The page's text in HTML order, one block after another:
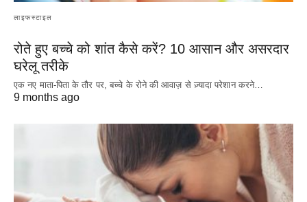
लाइफस्टाइल
रोते हुए बच्चे को शांत कैसे करें? 10 आसान और असरदार
घरेलू तरीके
एक नए माता-पिता के तौर पर, बच्चे के रोने की आवाज़ से ज़्यादा परेशान करने…
9 months ago